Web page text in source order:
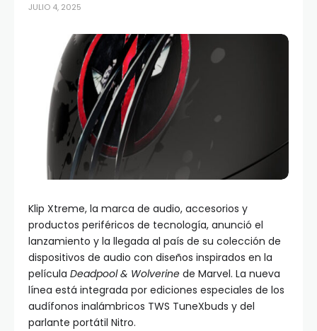
JULIO 4, 2025
Klip Xtreme, la marca de audio, accesorios y
productos periféricos de tecnología, anunció el
lanzamiento y la llegada al país de su colección de
dispositivos de audio con diseños inspirados en la
película Deadpool & Wolverine de Marvel. La nueva
línea está integrada por ediciones especiales de los
audífonos inalámbricos TWS TuneXbuds y del
parlante portátil Nitro.